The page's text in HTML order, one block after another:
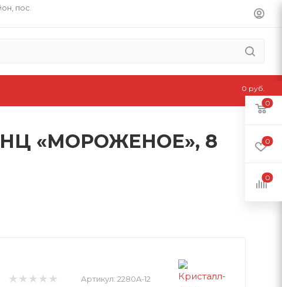
пос.
«МОРОЖЕНОЕ», 8
Артикул: 2280A-12
0
0
0
0 руб.